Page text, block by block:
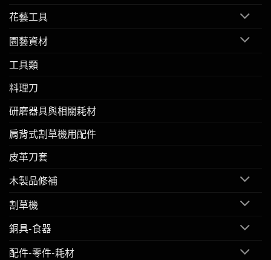
花藝工具
園藝資材
工具類
料理刀
研磨器具與相關耗材
肩背式割草機用配件
皮革刀套
木製品修補
割草機
銅具-食器
配件-零件-耗材